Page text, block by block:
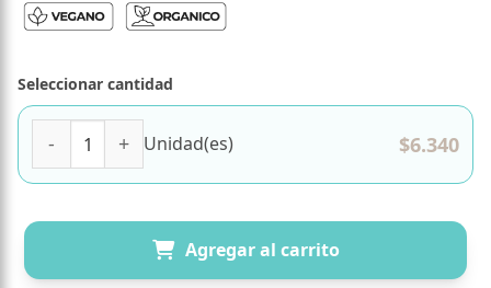
Seleccionar cantidad
Unidad(es) $6.340
Agregar al carrito